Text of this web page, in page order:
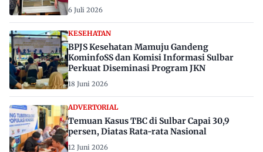
6 Juli 2026
KESEHATAN
BPJS Kesehatan Mamuju Gandeng
KominfoSS dan Komisi Informasi Sulbar
Perkuat Diseminasi Program JKN
18 Juni 2026
ADVERTORIAL
Temuan Kasus TBC di Sulbar Capai 30,9
persen, Diatas Rata-rata Nasional
12 Juni 2026